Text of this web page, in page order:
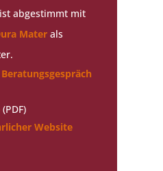
abgestimmt mit
Mater als
(PDF)
Website